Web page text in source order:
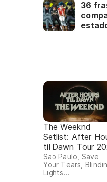
36
The Weeknd
Setlist: After
til Dawn Tour
Sao Paulo, Save
Your Tears,
Lights...